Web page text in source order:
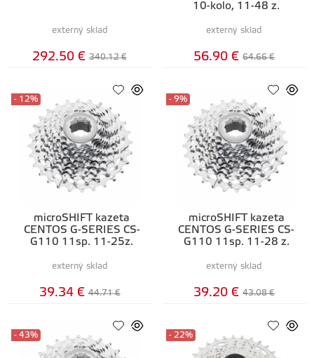
externý sklad
292.50 € 340.12 €
10-kolo, 11-48 z.
externý sklad
56.90 € 64.66 €
microSHIFT kazeta
CENTOS G-SERIES CS-
G110 11sp. 11-25z.
- 12%
externý sklad
39.34 € 44.71 €
microSHIFT kazeta
CENTOS G-SERIES CS-
G110 11sp. 11-28 z.
- 9%
externý sklad
39.20 € 43.08 €
- 43% - 22%